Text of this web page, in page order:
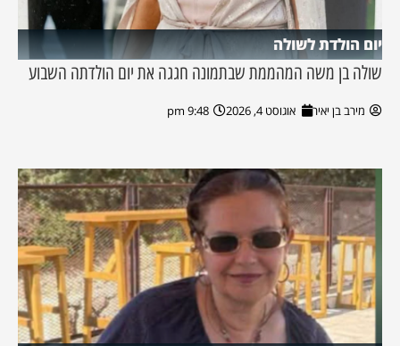
יום הולדת לשולה
שולה בן משה המהממת שבתמונה חגגה את יום הולדתה השבוע
מירב בן יאיר אוגוסט 4, 2026 9:48 pm